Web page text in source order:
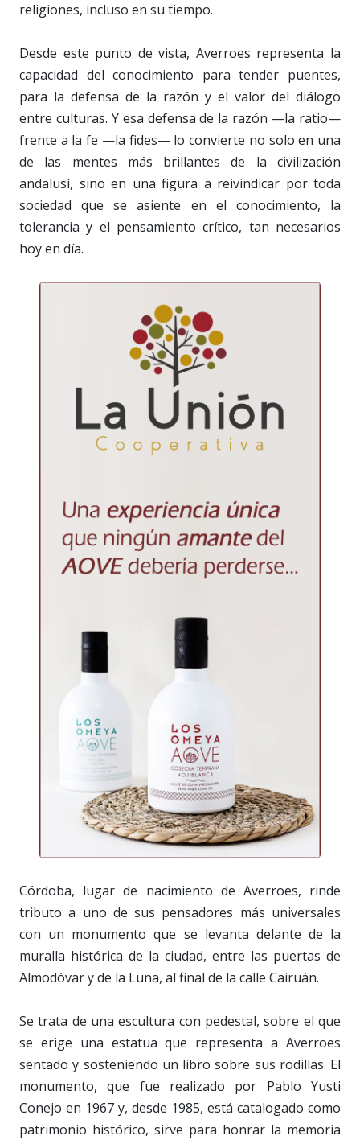
religiones, incluso en su tiempo.
Desde este punto de vista, Averroes representa la
capacidad del conocimiento para tender puentes,
para la defensa de la razón y el valor del diálogo
entre culturas. Y esa defensa de la razón —la ratio—
frente a la fe —la fides— lo convierte no solo en una
de las mentes más brillantes de la civilización
andalusí, sino en una figura a reivindicar por toda
sociedad que se asiente en el conocimiento, la
tolerancia y el pensamiento crítico, tan necesarios
hoy en día.
Córdoba, lugar de nacimiento de Averroes, rinde
tributo a uno de sus pensadores más universales
con un monumento que se levanta delante de la
muralla histórica de la ciudad, entre las puertas de
Almodóvar y de la Luna, al final de la calle Cairuán.
Se trata de una escultura con pedestal, sobre el que
se erige una estatua que representa a Averroes
sentado y sosteniendo un libro sobre sus rodillas. El
monumento, que fue realizado por Pablo Yusti
Conejo en 1967 y, desde 1985, está catalogado como
patrimonio histórico, sirve para honrar la memoria